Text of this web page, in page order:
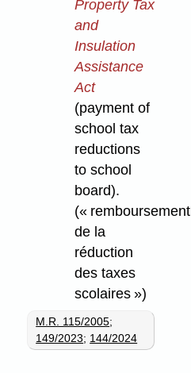
Property Tax
and
Insulation
Assistance
Act
(payment of
school tax
reductions
to school
board).
(« remboursement
de la
réduction
des taxes
scolaires »)
M.R. 115/2005;
149/2023; 144/2024